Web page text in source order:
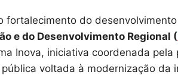
fortalecimento do
e do Desenvolvimento Regional (
Inova, iniciativa coordenada
voltada à modernização